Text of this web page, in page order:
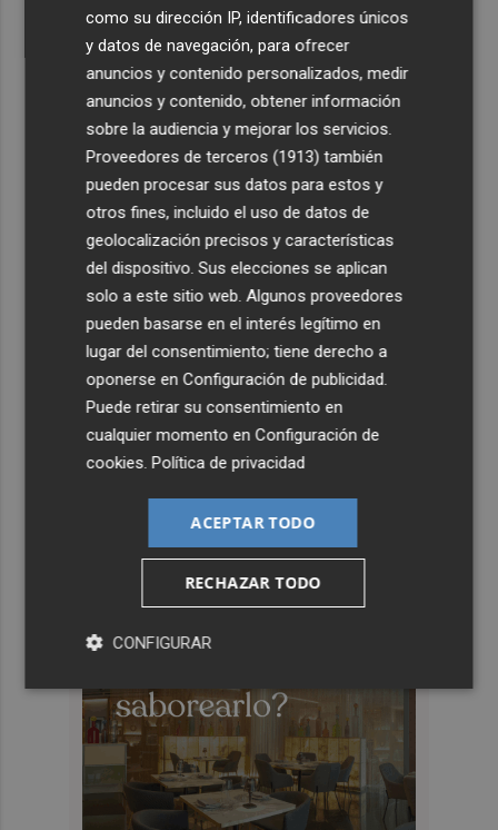
como su dirección IP, identificadores únicos
y datos de navegación, para ofrecer
anuncios y contenido personalizados, medir
anuncios y contenido, obtener información
sobre la audiencia y mejorar los servicios.
Proveedores de terceros (1913) también
pueden procesar sus datos para estos y
otros fines, incluido el uso de datos de
geolocalización precisos y características
del dispositivo. Sus elecciones se aplican
solo a este sitio web. Algunos proveedores
pueden basarse en el interés legítimo en
lugar del consentimiento; tiene derecho a
oponerse enConfiguración de publicidad
Puede retirar su consentimiento en
cualquier momento enConfiguración de
cookies .Política de privacidad
ACEPTAR TODO
RECHAZAR TODO
CONFIGURAR